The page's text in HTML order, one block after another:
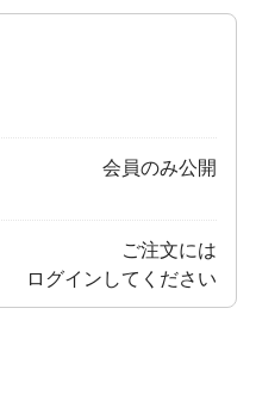
会員のみ公開
ご注文には
ログインしてください